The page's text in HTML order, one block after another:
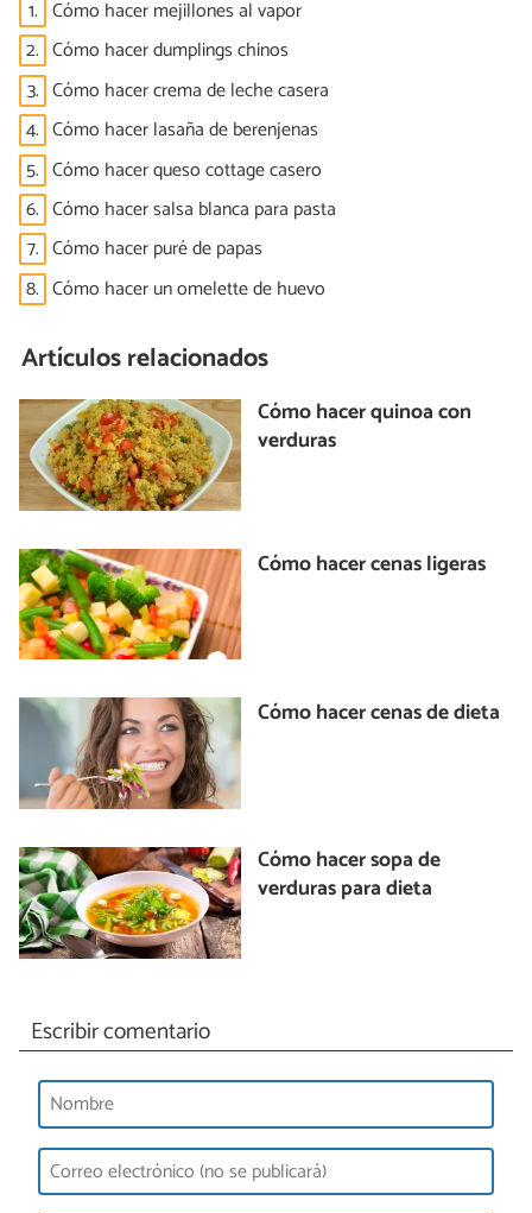
1. Cómo hacer mejillones al vapor
2. Cómo hacer dumplings chinos
3. Cómo hacer crema de leche casera
4. Cómo hacer lasaña de berenjenas
5. Cómo hacer queso cottage casero
6. Cómo hacer salsa blanca para pasta
7. Cómo hacer puré de papas
8. Cómo hacer un omelette de huevo
Artículos relacionados
Cómo hacer quinoa con
verduras
Cómo hacer cenas ligeras
Cómo hacer cenas de dieta
Cómo hacer sopa de
verduras para dieta
Escribir comentario